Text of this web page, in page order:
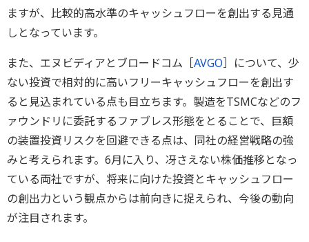
ますが、比較的高水準のキャッシュフローを創出する見通
しとなっています。
また、エヌビディアとブロードコム［AVGO］について、少
ない投資で相対的に高いフリーキャッシュフローを創出す
ると見込まれている点も目立ちます。製造をTSMCなどのフ
ァウンドリに委託するファブレス形態をとることで、巨額
の装置投資リスクを回避できる点は、同社の経営戦略の強
みと考えられます。6月に入り、冴さえない株価推移となっ
ている両社ですが、将来に向けた投資とキャッシュフロー
の創出力という観点からは前向きに捉えられ、今後の動向
が注目されます。